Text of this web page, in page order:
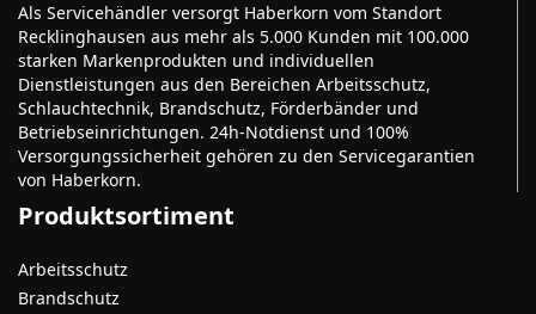
Als Servicehändler versorgt Haberkorn vom Standort
Recklinghausen aus mehr als 5.000 Kunden mit 100.000
starken Markenprodukten und individuellen
Dienstleistungen aus den Bereichen Arbeitsschutz,
Schlauchtechnik, Brandschutz, Förderbänder und
Betriebseinrichtungen. 24h-Notdienst und 100%
Versorgungssicherheit gehören zu den Servicegarantien
von Haberkorn.
Produktsortiment
Arbeitsschutz
Brandschutz